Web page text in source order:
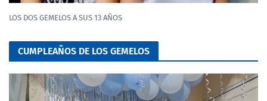
LOS DOS GEMELOS A SUS 13 AÑOS
CUMPLEAÑOS DE LOS GEMELOS